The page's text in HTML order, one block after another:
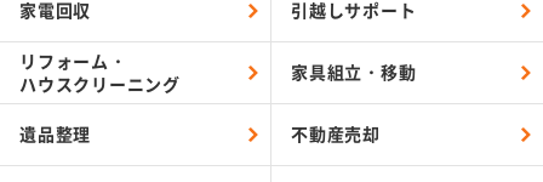
家電回収 引越しサポート
リフォーム・
ハウスクリーニング
家具組立・移動
遺品整理 不動産売却